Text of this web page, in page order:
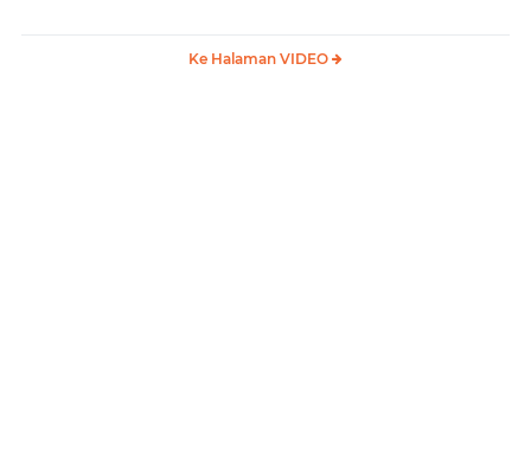
Ke Halaman VIDEO